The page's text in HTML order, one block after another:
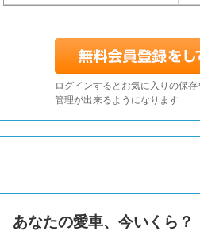
ログインするとお気に入りの保
管理が出来るようになります
あなたの愛車、今いくら？